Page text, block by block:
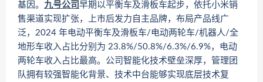
基因。 九号公司 早期以平衡车及滑板车起步，依托小米销
售渠道实现扩张，上市后发力自主品牌，布局产品线广
泛，2024 年电动平衡车及滑板车/电动两轮车/机器人/全
地形车收入占比分别为 23.8%/50.8%/6.3%/6.9%，电动
两轮车收入占比最高。公司智能化技术壁垒深厚，管理团
队拥有较强智能化背景、技术中台能够实现底层技术复